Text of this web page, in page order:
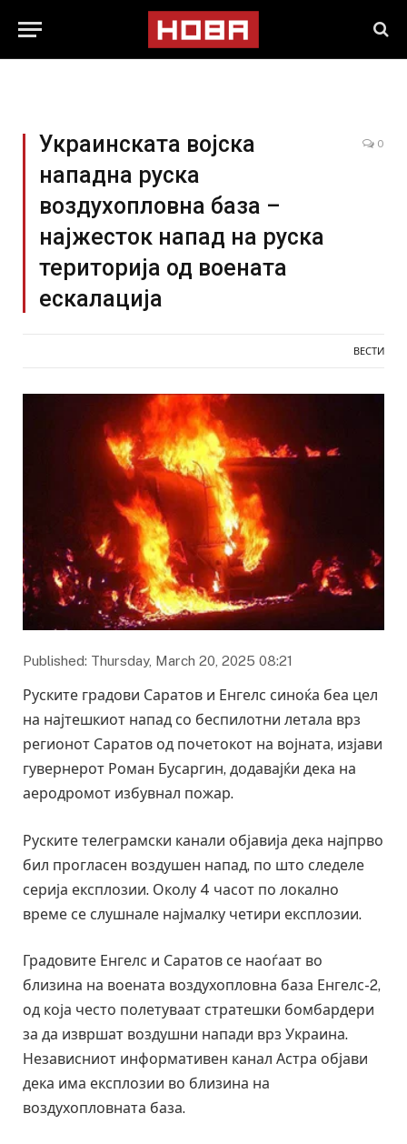
Украинската војска
нападна руска
воздухопловна база –
најжесток напад на руска
територија од воената
ескалација
0
ВЕСТИ
Published: Thursday, March 20, 2025 08:21
Руските градови Саратов и Енгелс синоќа беа цел
на најтешкиот напад со беспилотни летала врз
регионот Саратов од почетокот на војната, изјави
гувернерот Роман Бусаргин, додавајќи дека на
аеродромот избувнал пожар.
Руските телеграмски канали објавија дека најпрво
бил прогласен воздушен напад, по што следеле
серија експлозии. Околу 4 часот по локално
време се слушнале најмалку четири експлозии.
Градовите Енгелс и Саратов се наоѓаат во
близина на воената воздухопловна база Енгелс-2,
од која често полетуваат стратешки бомбардери
за да извршат воздушни напади врз Украина.
Независниот информативен канал Астра објави
дека има експлозии во близина на
воздухопловната база.